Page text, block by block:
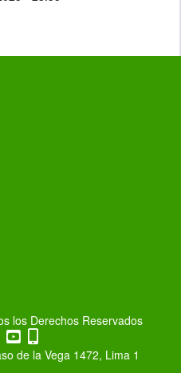
los Derechos Reservados
de la Vega 1472, Lima 1